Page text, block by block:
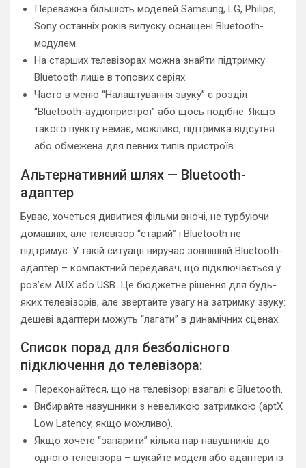
Переважна більшість моделей Samsung, LG, Philips,
Sony останніх років випуску оснащені Bluetooth-
модулем.
На старших телевізорах можна знайти підтримку
Bluetooth лише в топових серіях.
Часто в меню “Налаштування звуку” є розділ
“Bluetooth-аудіопристрої” або щось подібне. Якщо
такого пункту немає, можливо, підтримка відсутня
або обмежена для певних типів пристроїв.
Альтернативний шлях — Bluetooth-
адаптер
Буває, хочеться дивитися фільми вночі, не турбуючи
домашніх, але телевізор “старий” і Bluetooth не
підтримує. У такій ситуації виручає зовнішній Bluetooth-
адаптер – компактний передавач, що підключається у
роз’єм AUX або USB. Це бюджетне рішення для будь-
яких телевізорів, але звертайте увагу на затримку звуку:
дешеві адаптери можуть “лагати” в динамічних сценах.
Список порад для безболісного
підключення до телевізора:
Переконайтеся, що на телевізорі взагалі є Bluetooth.
Вибирайте навушники з невеликою затримкою (aptX
Low Latency, якщо можливо).
Якщо хочете “запарити” кілька пар навушників до
одного телевізора – шукайте моделі або адаптери із